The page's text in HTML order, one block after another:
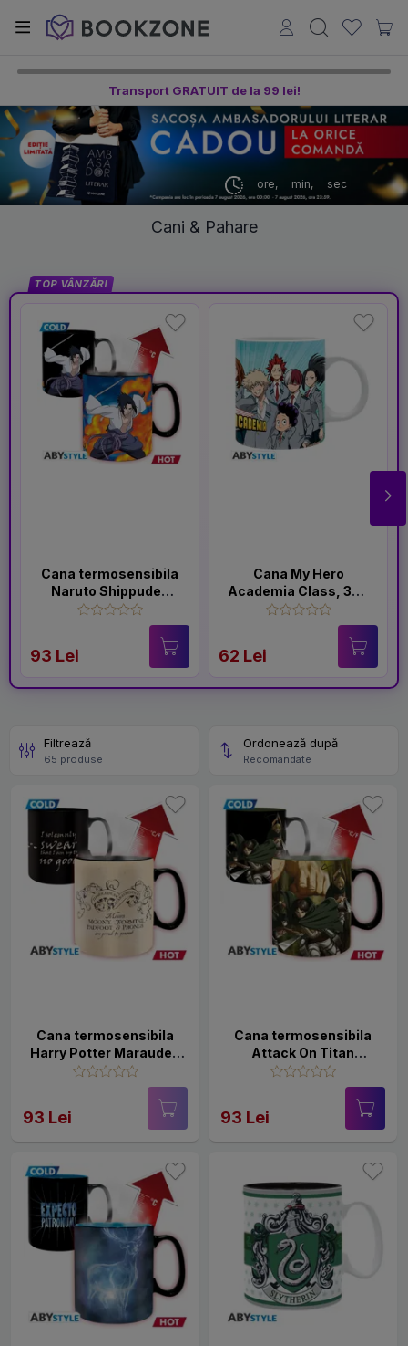
Transport GRATUIT de la 99 lei!
ore, min, sec
Cani & Pahare
TOP VÂNZĂRI
Cana termosensibila
Naruto Shippuden
Duel, 460 ml
93 Lei
Cana My Hero
Academia Class, 320
ml
62 Lei
Filtrează
65 produse
Ordonează după
Recomandate
Cana termosensibila
Harry Potter Marauder,
460 ml
93 Lei
Cana termosensibila
Attack On Titan
TitanS3, 460 ml
93 Lei